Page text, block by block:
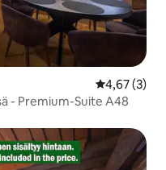
4,67 (3)
- Premium-Suite A48